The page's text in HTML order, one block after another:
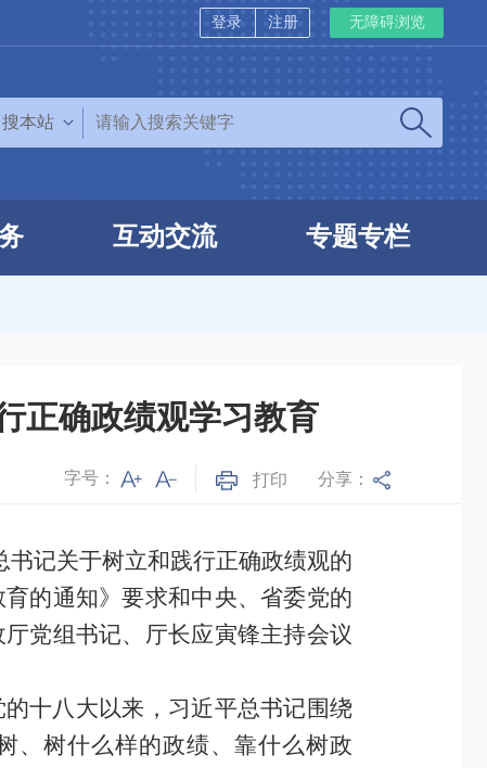
登录 注册 无障碍浏览
搜本站
互动交流 专题专栏
正确政绩观学习教育
字号： 打印 分享：
记关于树立和践行正确政绩观的
的通知》要求和中央、省委党的
党组书记、厅长应寅锋主持会议
十八大以来，习近平总书记围绕
、树什么样的政绩、靠什么树政